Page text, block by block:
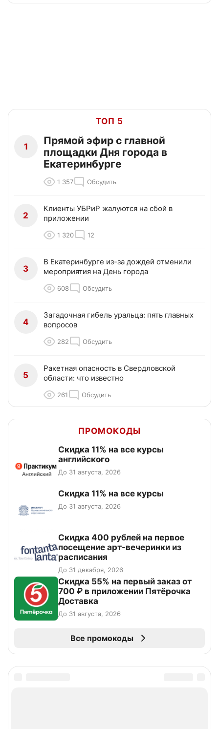
ТОП 5
1
Прямой эфир с главной
площадки Дня города в
Екатеринбурге
1 357 Обсудить
2
Клиенты УБРиР жалуются на сбой в
приложении
1 320 12
3
В Екатеринбурге из-за дождей отменили
мероприятия на День города
608 Обсудить
4
Загадочная гибель уральца: пять главных
вопросов
282 Обсудить
5
Ракетная опасность в Свердловской
области: что известно
261 Обсудить
ПРОМОКОДЫ
Скидка 11% на все курсы
английского
До 31 августа, 2026
Скидка 11% на все курсы
До 31 августа, 2026
Cкидка 400 рублей на первое
посещение арт-вечеринки из
расписания
До 31 декабря, 2026
Скидка 55% на первый заказ от
700 ₽ в приложении Пятёрочка
Доставка
До 31 августа, 2026
Все промокоды